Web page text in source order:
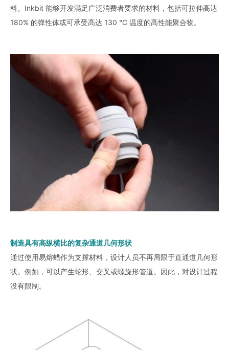
料。Inkbit 能够开发满足广泛消费者要求的材料，包括可拉伸高达
180% 的弹性体或可承受高达 130 °C 温度的高性能聚合物。
制造具有高纵横比的复杂通道几何形状
通过使用易熔蜡作为支撑材料，设计人员不再局限于直通道几何形
状。例如，可以产生蛇形、交叉或螺旋形管道。因此，对设计过程
没有限制。